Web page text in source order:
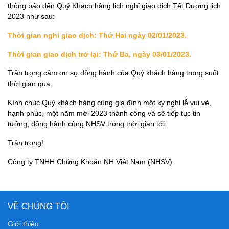
thông báo đến Quý Khách hàng lịch nghỉ giao dịch Tết Dương lịch
2023 như sau:
Thời gian nghỉ giao dịch: Thứ Hai ngày 02/01/2023.
Thời gian giao dịch trở lại: Thứ Ba, ngày 03/01/2023.
Trân trọng cảm ơn sự đồng hành của Quý khách hàng trong suốt
thời gian qua.
Kính chúc Quý khách hàng cùng gia đình một kỳ nghỉ lễ vui vẻ,
hạnh phúc, một năm mới 2023 thành công và sẽ tiếp tục tin
tưởng, đồng hành cùng NHSV trong thời gian tới.
Trân trọng!
Công ty TNHH Chứng Khoán NH Việt Nam (NHSV).
VỀ CHÚNG TÔI
Giới thiệu